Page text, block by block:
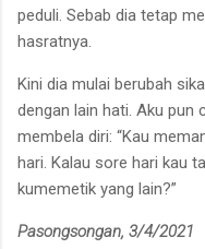
peduli. Sebab dia tetap
hasratnya.
Kini dia mulai berubah
dengan lain hati. Aku pun
membela diri: “Kau
hari. Kalau sore hari kau
kumemetik yang lain?”
Pasongsongan, 3/4/2021